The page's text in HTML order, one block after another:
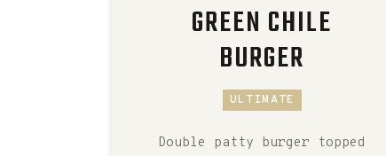
GREEN CHILE
BURGER
ULTIMATE
Double patty burger topped